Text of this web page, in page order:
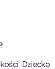
Dziecko